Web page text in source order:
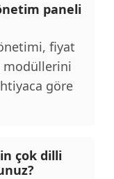
paneli
fiyat
modüllerini
göre
çok dilli